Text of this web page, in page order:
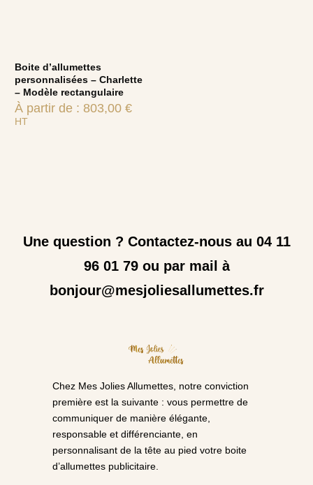
Boite d’allumettes
personnalisées – Charlette
– Modèle rectangulaire
À partir de : 803,00 €
HT
Une question ? Contactez-nous au 04 11
96 01 79 ou par mail à
bonjour@mesjoliesallumettes.fr
Chez Mes Jolies Allumettes, notre conviction
première est la suivante : vous permettre de
communiquer de manière élégante,
responsable et différenciante, en
personnalisant de la tête au pied votre boite
d’allumettes publicitaire.